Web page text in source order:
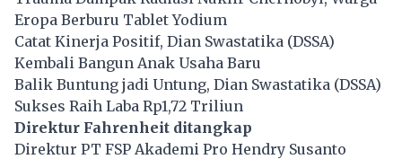
Eropa Berburu Tablet Yodium
Catat Kinerja Positif, Dian Swastatika (DSSA)
Kembali Bangun Anak Usaha Baru
Balik Buntung jadi Untung, Dian Swastatika (DSSA)
Sukses Raih Laba Rp1,72 Triliun
Direktur Fahrenheit ditangkap
Direktur PT FSP Akademi Pro Hendry Susanto